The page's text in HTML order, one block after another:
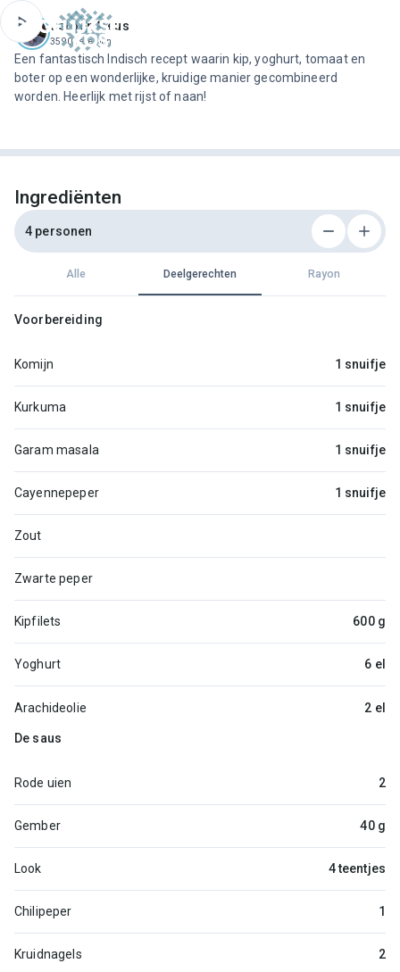
Jeroen Meus
3590 recepten
Een fantastisch Indisch recept waarin kip, yoghurt, tomaat en
boter op een wonderlijke, kruidige manier gecombineerd
worden. Heerlijk met rijst of naan!
Ingrediënten
4 personen
Alle Deelgerechten Rayon
Voorbereiding
Komijn 1 snuifje
Kurkuma 1 snuifje
Garam masala 1 snuifje
Cayennepeper 1 snuifje
Zout
Zwarte peper
Kipfilets 600 g
Yoghurt 6 el
Arachideolie 2 el
De saus
Rode uien 2
Gember 40 g
Look 4 teentjes
Chilipeper 1
Kruidnagels 2